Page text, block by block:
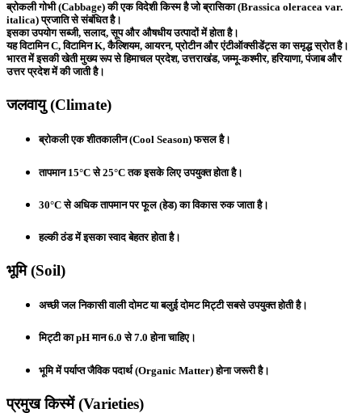
ब्रोकली गोभी (Cabbage) की एक विदेशी किस्म है जोब्रासिका (Brassica oleracea var.
italica)प्रजाति से संबंधित है।
इसका उपयोग सब्जी, सलाद, सूप और औषधीय उत्पादों में होता है।
यहविटामिन C, विटामिन K, कैल्शियम, आयरन, प्रोटीन और एंटीऑक्सीडेंट्सका समृद्ध स्रोत है।
भारत में इसकी खेती मुख्य रूप सेहिमाचल प्रदेश, उत्तराखंड, जम्मू-कश्मीर, हरियाणा, पंजाब और
उत्तर प्रदेशमें की जाती है।
जलवायु (Climate)
ब्रोकली एकशीतकालीन (Cool Season)फसल है।
तापमान 15°C से 25°Cतक इसके लिए उपयुक्त होता है।
30°C से अधिक तापमान पर फूल (हेड) का विकास रुक जाता है।
हल्की ठंड में इसका स्वाद बेहतर होता है।
भूमि (Soil)
अच्छी जल निकासी वालीदोमट या बलुई दोमट मिट्टीसबसे उपयुक्त होती है।
मिट्टी काpH मान 6.0 से 7.0 होना चाहिए।
भूमि में पर्याप्त जैविक पदार्थ (Organic Matter) होना जरूरी है।
प्रमुख किस्में (Varieties)